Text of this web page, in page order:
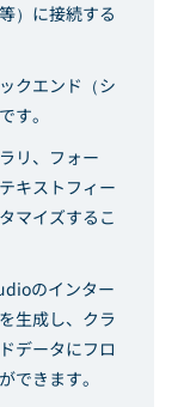
）に接続する
クエンド（シ
す。
リ、フォー
キストフィー
マイズするこ
のインター
生成し、クラ
データにフロ
できます。